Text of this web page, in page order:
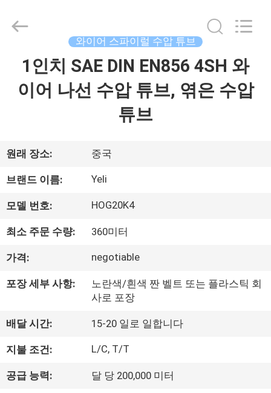
회
사
소
공
장
학
Copyright
Plastic
Technology
Ltd.
Reserved.
Developed
ECER
와이어 스파이럴 수압 튜브
1인치 SAE DIN EN856 4SH 와
이어 나선 수압 튜브, 엮은 수압
튜브
원래 장소: 중국
브랜드 이름: Yeli
모델 번호: HOG20K4
최소 주문 수량: 360미터
가격: negotiable
포장 세부 사항:
노란색/흰색 짠 벨트 또는 플라스틱 회
사로 포장
배달 시간: 15-20 일로 일합니다
지불 조건: L/C, T/T
공급 능력: 달 당 200,000 미터